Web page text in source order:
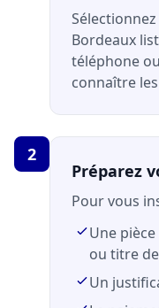
Bordeaux
téléphone
connaître
2
Préparez
Pour vous
Une
ou titre
Un